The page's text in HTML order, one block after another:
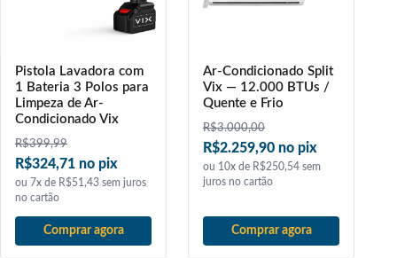
Pistola Lavadora com
1 Bateria 3 Polos para
Limpeza de Ar-
Condicionado Vix
R$399,99
R$324,71 no pix
ou 7x de R$51,43 sem juros
no cartão
Comprar agora
Ar-Condicionado Split
Vix — 12.000 BTUs /
Quente e Frio
R$3.000,00
R$2.259,90 no pix
ou 10x de R$250,54 sem
juros no cartão
Comprar agora